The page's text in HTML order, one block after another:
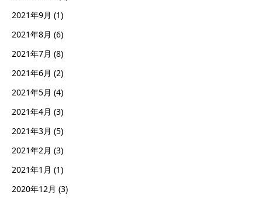
2021年9月 (1)
2021年8月 (6)
2021年7月 (8)
2021年6月 (2)
2021年5月 (4)
2021年4月 (3)
2021年3月 (5)
2021年2月 (3)
2021年1月 (1)
2020年12月 (3)